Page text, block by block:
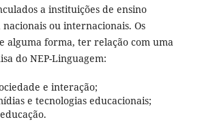
a instituições de ensino
ou internacionais. Os
alguma forma, ter relação com uma
do NEP-Linguagem:
e interação;
e tecnologias educacionais;